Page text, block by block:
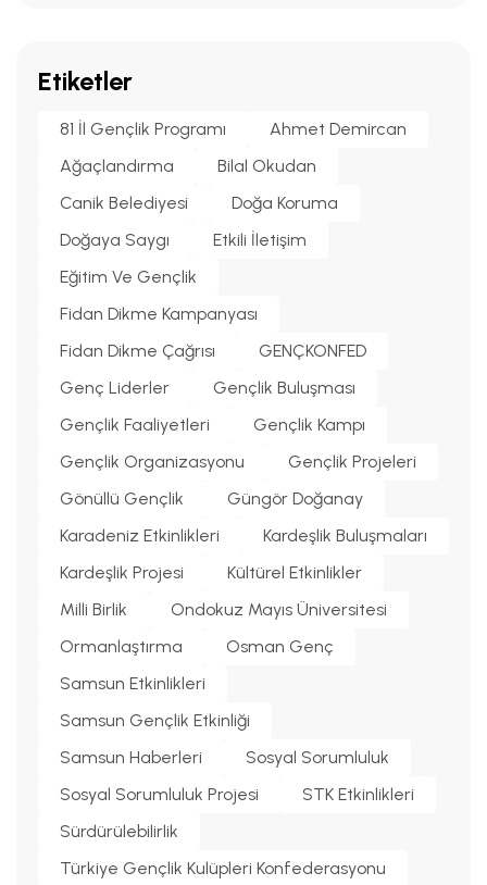
Etiketler
81 İl Gençlik Programı
Ahmet Demircan
Ağaçlandırma
Bilal Okudan
Canik Belediyesi
Doğa Koruma
Doğaya Saygı
Etkili İletişim
Eğitim Ve Gençlik
Fidan Dikme Kampanyası
Fidan Dikme Çağrısı
GENÇKONFED
Genç Liderler
Gençlik Buluşması
Gençlik Faaliyetleri
Gençlik Kampı
Gençlik Organizasyonu
Gençlik Projeleri
Gönüllü Gençlik
Güngör Doğanay
Karadeniz Etkinlikleri
Kardeşlik Buluşmaları
Kardeşlik Projesi
Kültürel Etkinlikler
Milli Birlik
Ondokuz Mayıs Üniversitesi
Ormanlaştırma
Osman Genç
Samsun Etkinlikleri
Samsun Gençlik Etkinliği
Samsun Haberleri
Sosyal Sorumluluk
Sosyal Sorumluluk Projesi
STK Etkinlikleri
Sürdürülebilirlik
Türkiye Gençlik Kulüpleri Konfederasyonu